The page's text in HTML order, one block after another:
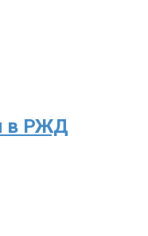
в РЖД